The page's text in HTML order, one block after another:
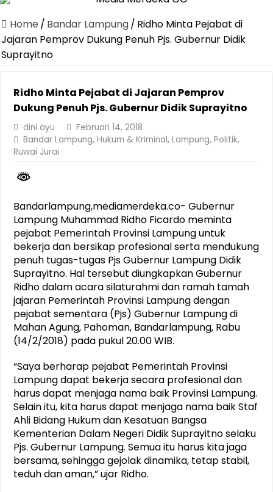
Dirut Jasa Raharja Dampingi Wamenhub Tinjau Penanganan
Pastikan Pelayanan Maksimal, Direksi Jasa Raharja Tinjau Korban
Dirut Jasa Raharja Dampingi Wamenhub Tinjau Penanganan
Gelar Audiensi, Jasa Raharja dan Kementerian PANRB Perkuat
Pemprov Lampung Dukung Penuh Lampung Financial Festival,
Ketua PMI Provinsi Lampung Lantik Pengurus PMI Lampung
Home / Bandar Lampung/ Ridho Minta Pejabat di
Jajaran Pemprov Dukung Penuh Pjs. Gubernur Didik
Suprayitno
Ridho Minta Pejabat di Jajaran Pemprov
Dukung Penuh Pjs. Gubernur Didik Suprayitno
dini ayu
Februari 14, 2018
Bandar Lampung,Hukum & Kriminal,Lampung,Politik,
Ruwai Jurai
Bandarlampung,mediamerdeka.co- Gubernur
Lampung Muhammad Ridho Ficardo meminta
pejabat Pemerintah Provinsi Lampung untuk
bekerja dan bersikap profesional serta mendukung
penuh tugas-tugas Pjs Gubernur Lampung Didik
Suprayitno. Hal tersebut diungkapkan Gubernur
Ridho dalam acara silaturahmi dan ramah tamah
jajaran Pemerintah Provinsi Lampung dengan
pejabat sementara (Pjs) Gubernur Lampung di
Mahan Agung, Pahoman, Bandarlampung, Rabu
(14/2/2018) pada pukul 20.00 WIB.
“Saya berharap pejabat Pemerintah Provinsi
Lampung dapat bekerja secara profesional dan
harus dapat menjaga nama baik Provinsi Lampung.
Selain itu, kita harus dapat menjaga nama baik Staf
Ahli Bidang Hukum dan Kesatuan Bangsa
Kementerian Dalam Negeri Didik Suprayitno selaku
Pjs. Gubernur Lampung. Semua itu harus kita jaga
bersama, sehingga gejolak dinamika, tetap stabil,
teduh dan aman,” ujar Ridho.